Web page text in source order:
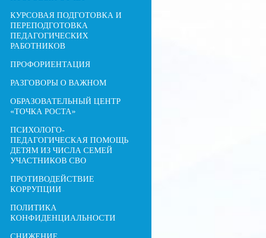
КУРСОВАЯ ПОДГОТОВКА И
ПЕРЕПОДГОТОВКА
ПЕДАГОГИЧЕСКИХ
РАБОТНИКОВ
ПРОФОРИЕНТАЦИЯ
РАЗГОВОРЫ О ВАЖНОМ
ОБРАЗОВАТЕЛЬНЫЙ ЦЕНТР
«ТОЧКА РОСТА»
ПСИХОЛОГО-
ПЕДАГОГИЧЕСКАЯ ПОМОЩЬ
ДЕТЯМ ИЗ ЧИСЛА СЕМЕЙ
УЧАСТНИКОВ СВО
ПРОТИВОДЕЙСТВИЕ
КОРРУПЦИИ
ПОЛИТИКА
КОНФИДЕНЦИАЛЬНОСТИ
СНИЖЕНИЕ